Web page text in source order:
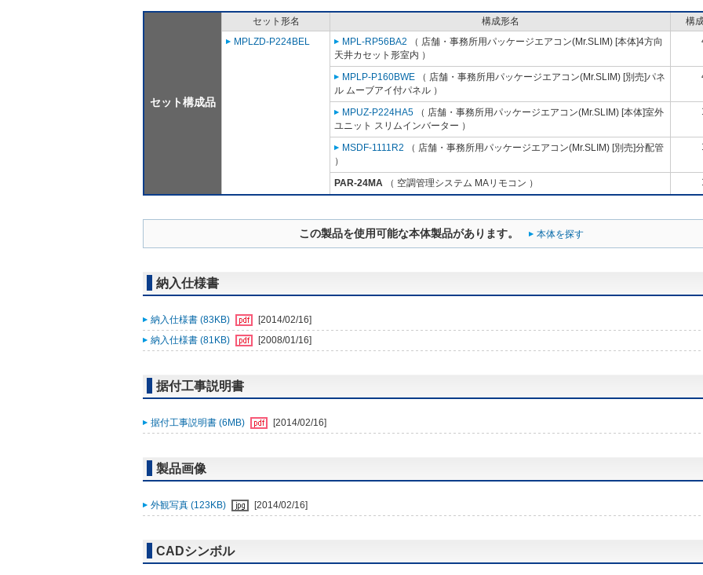
セット構成品
セット形名 構成形名
構
MPLZD-P224BEL
MPL-RP56BA2 （ 店舗・事務所用パッケージエアコン(Mr.SLIM) [本体]4方向
天井カセット形室内 ）
MPLP-P160BWE （ 店舗・事務所用パッケージエアコン(Mr.SLIM) [別売]パネ
ル ムーブアイ付パネル ）
MPUZ-P224HA5 （ 店舗・事務所用パッケージエアコン(Mr.SLIM) [本体]室外
ユニット スリムインバーター ）
MSDF-1111R2 （ 店舗・事務所用パッケージエアコン(Mr.SLIM) [別売]分配管
）
PAR-24MA （ 空調管理システム MAリモコン ）
この製品を使用可能な本体製品があります。 本体を探す
納入仕様書
納入仕様書 (83KB)
[2014/02/16]
納入仕様書 (81KB)
[2008/01/16]
据付工事説明書
据付工事説明書 (6MB) [2014/02/16]
製品画像
外観写真 (123KB) [2014/02/16]
CADシンボル